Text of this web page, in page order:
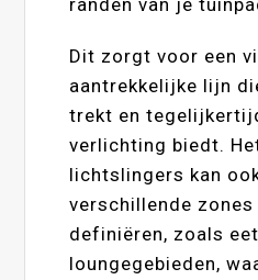
Dit zorgt voor een
aantrekkelijke lijn
trekt en
verlichting biedt.
lichtslingers kan
verschillende
definiëren, zoals
loungegebieden,